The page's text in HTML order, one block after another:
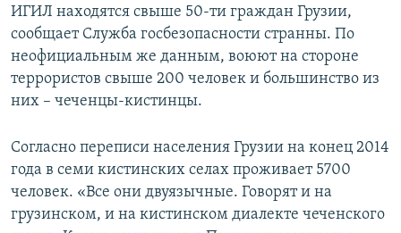
ИГИЛ находятся свыше 50-ти граждан Грузии,
сообщает Служба госбезопасности странны. По
неофициальным же данным, воюют на стороне
террористов свыше 200 человек и большинство из
них – чеченцы-кистинцы.
Согласно переписи населения Грузии на конец 2014
года в семи кистинских селах проживает 5700
человек. «Все они двуязычные. Говорят и на
грузинском, и на кистинском диалекте чеченского